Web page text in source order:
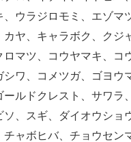
、ウラジロモミ、エゾマ
カヤ、キャラボク、クジ
ロマツ、コウヤマキ、コ
ワ、コメツガ、ゴヨウ
ールドクレスト、サワラ
ソ、スギ、ダイオウショ
ャボヒバ、チョウセン